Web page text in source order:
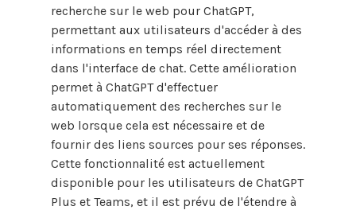
recherche sur le web pour ChatGPT,
permettant aux utilisateurs d'accéder à des
informations en temps réel directement
dans l'interface de chat. Cette amélioration
permet à ChatGPT d'effectuer
automatiquement des recherches sur le
web lorsque cela est nécessaire et de
fournir des liens sources pour ses réponses.
Cette fonctionnalité est actuellement
disponible pour les utilisateurs de ChatGPT
Plus et Teams, et il est prévu de l'étendre à